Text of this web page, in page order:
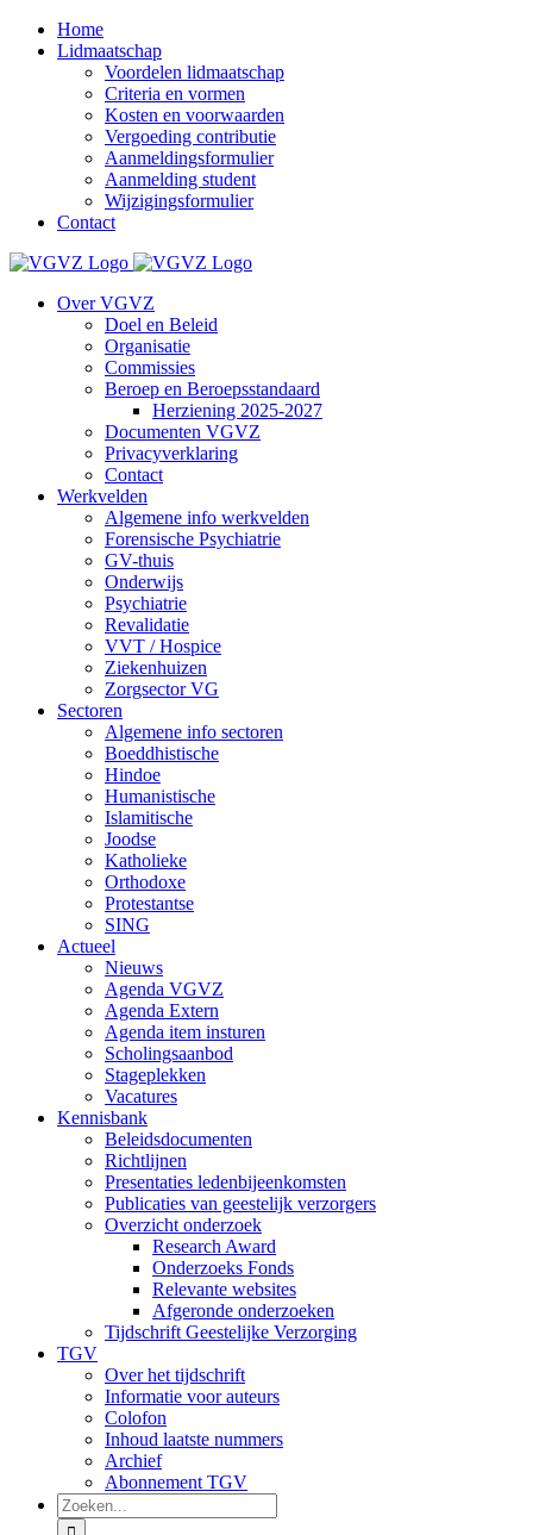
naar
Home
Lidmaatschap
Voordelen lidmaatschap
Criteria en vormen
Kosten en voorwaarden
Vergoeding contributie
Aanmeldingsformulier
Aanmelding student
Wijzigingsformulier
Contact
Over VGVZ
Doel en Beleid
Organisatie
Commissies
Beroep en Beroepsstandaard
Herziening 2025-2027
Documenten VGVZ
Privacyverklaring
Contact
Werkvelden
Algemene info werkvelden
Forensische Psychiatrie
GV-thuis
Onderwijs
Psychiatrie
Revalidatie
VVT / Hospice
Ziekenhuizen
Zorgsector VG
Sectoren
Algemene info sectoren
Boeddhistische
Hindoe
Humanistische
Islamitische
Joodse
Katholieke
Orthodoxe
Protestantse
SING
Actueel
Nieuws
Agenda VGVZ
Agenda Extern
Agenda item insturen
Scholingsaanbod
Stageplekken
Vacatures
Kennisbank
Beleidsdocumenten
Richtlijnen
Presentaties ledenbijeenkomsten
Publicaties van geestelijk verzorgers
Overzicht onderzoek
Research Award
Onderzoeks Fonds
Relevante websites
Afgeronde onderzoeken
Tijdschrift Geestelijke Verzorging
TGV
Over het tijdschrift
Informatie voor auteurs
Colofon
Inhoud laatste nummers
Archief
Abonnement TGV
Zoeken
naar: